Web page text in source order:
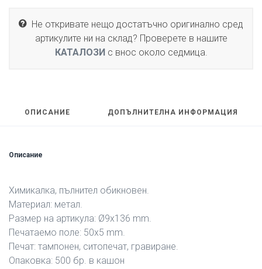
Не откривате нещо достатъчно оригинално сред
артикулите ни на склад? Проверете в нашите
КАТАЛОЗИс внос около седмица.
ОПИСАНИЕ ДОПЪЛНИТЕЛНА ИНФОРМАЦИЯ
Описание
Химикалка, пълнител обикновен.
Материал: метал.
Размер на артикула: Ø9х136 mm.
Печатаемо поле: 50х5 mm.
Печат: тампонен, ситопечат, гравиране.
Опаковка: 500 бр. в кашон